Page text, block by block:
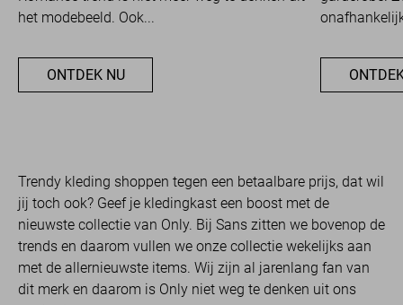
het modebeeld. Ook...
ONTDEK NU
Trendy kleding shoppen tegen een betaalbare prijs, dat wil
jij toch ook? Geef je kledingkast een boost met de
nieuwste collectie van Only. Bij Sans zitten we bovenop de
trends en daarom vullen we onze collectie wekelijks aan
met de allernieuwste items. Wij zijn al jarenlang fan van
dit merk en daarom is Only niet weg te denken uit ons